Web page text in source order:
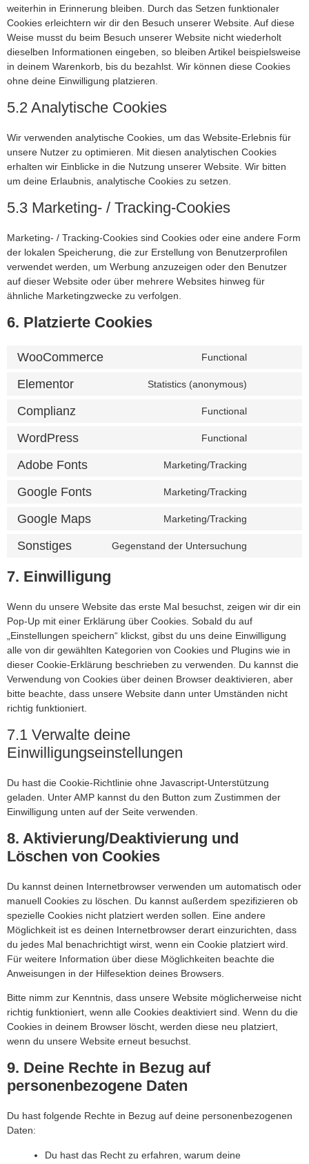
weiterhin in Erinnerung bleiben. Durch das Setzen funktionaler
Cookies erleichtern wir dir den Besuch unserer Website. Auf diese
Weise musst du beim Besuch unserer Website nicht wiederholt
dieselben Informationen eingeben, so bleiben Artikel beispielsweise
in deinem Warenkorb, bis du bezahlst. Wir können diese Cookies
ohne deine Einwilligung platzieren.
5.2 Analytische Cookies
Wir verwenden analytische Cookies, um das Website-Erlebnis für
unsere Nutzer zu optimieren. Mit diesen analytischen Cookies
erhalten wir Einblicke in die Nutzung unserer Website. Wir bitten
um deine Erlaubnis, analytische Cookies zu setzen.
5.3 Marketing- / Tracking-Cookies
Marketing- / Tracking-Cookies sind Cookies oder eine andere Form
der lokalen Speicherung, die zur Erstellung von Benutzerprofilen
verwendet werden, um Werbung anzuzeigen oder den Benutzer
auf dieser Website oder über mehrere Websites hinweg für
ähnliche Marketingzwecke zu verfolgen.
6. Platzierte Cookies
WooCommerce Functional
Elementor Statistics (anonymous)
Complianz Functional
WordPress Functional
Adobe Fonts Marketing/Tracking
Google Fonts Marketing/Tracking
Google Maps Marketing/Tracking
Sonstiges Gegenstand der Untersuchung
7. Einwilligung
Wenn du unsere Website das erste Mal besuchst, zeigen wir dir ein
Pop-Up mit einer Erklärung über Cookies. Sobald du auf
„Einstellungen speichern“ klickst, gibst du uns deine Einwilligung
alle von dir gewählten Kategorien von Cookies und Plugins wie in
dieser Cookie-Erklärung beschrieben zu verwenden. Du kannst die
Verwendung von Cookies über deinen Browser deaktivieren, aber
bitte beachte, dass unsere Website dann unter Umständen nicht
richtig funktioniert.
7.1 Verwalte deine
Einwilligungseinstellungen
Du hast die Cookie-Richtlinie ohne Javascript-Unterstützung
geladen. Unter AMP kannst du den Button zum Zustimmen der
Einwilligung unten auf der Seite verwenden.
8. Aktivierung/Deaktivierung und
Löschen von Cookies
Du kannst deinen Internetbrowser verwenden um automatisch oder
manuell Cookies zu löschen. Du kannst außerdem spezifizieren ob
spezielle Cookies nicht platziert werden sollen. Eine andere
Möglichkeit ist es deinen Internetbrowser derart einzurichten, dass
du jedes Mal benachrichtigt wirst, wenn ein Cookie platziert wird.
Für weitere Information über diese Möglichkeiten beachte die
Anweisungen in der Hilfesektion deines Browsers.
Bitte nimm zur Kenntnis, dass unsere Website möglicherweise nicht
richtig funktioniert, wenn alle Cookies deaktiviert sind. Wenn du die
Cookies in deinem Browser löscht, werden diese neu platziert,
wenn du unsere Website erneut besuchst.
9. Deine Rechte in Bezug auf
personenbezogene Daten
Du hast folgende Rechte in Bezug auf deine personenbezogenen
Daten:
Du hast das Recht zu erfahren, warum deine